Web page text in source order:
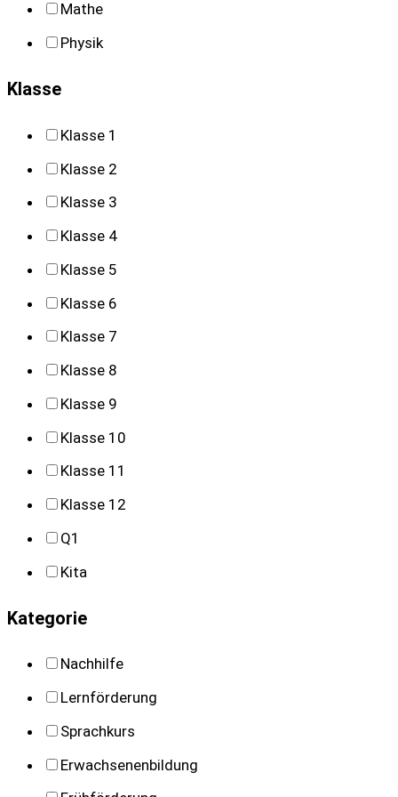
a
Mathe
Physik
Klasse
Klasse 1
Klasse 2
Klasse 3
Klasse 4
Klasse 5
Klasse 6
Klasse 7
Klasse 8
Klasse 9
Klasse 10
Klasse 11
Klasse 12
Q1
Kita
Kategorie
Nachhilfe
Lernförderung
Sprachkurs
Erwachsenenbildung